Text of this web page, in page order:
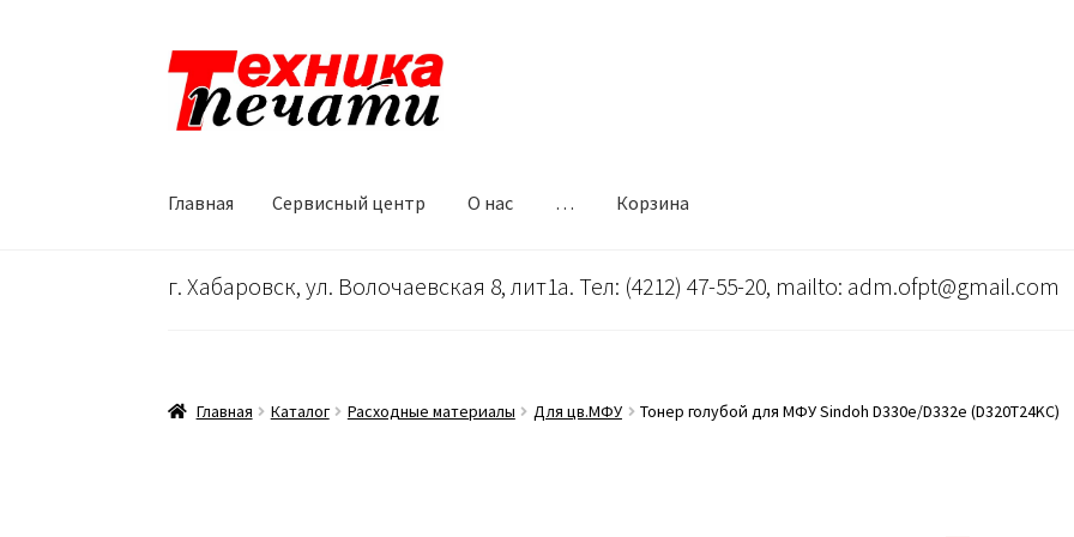
Перейти
навигации
Перейти
содержимому
Главная Сервисный центр О нас … Корзина
Главная Сервисный центрО нас…Корзина
г. Хабаровск, ул. Волочаевская 8, лит1а. Тел: (4212) 47-55-20, mailto: adm.ofpt@gmail.com
Главная Каталог Расходные материалы Для цв.МФУ Тонер голубой для МФУ Sindoh D330e/D332e (D320T24KC)